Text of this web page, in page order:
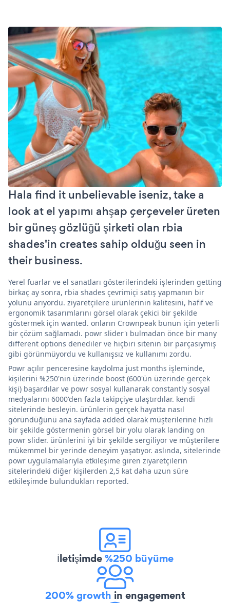
Hala find it unbelievable iseniz, take a
look at el yapımı ahşap çerçeveler üreten
bir güneş gözlüğü şirketi olan rbia
shades'in creates sahip olduğu seen in
their business.
Yerel fuarlar ve el sanatları gösterilerindeki işlerinden getting
birkaç ay sonra, rbia shades çevrimiçi satış yapmanın bir
yolunu arıyordu. ziyaretçilere ürünlerinin kalitesini, hafif ve
ergonomik tasarımlarını görsel olarak çekici bir şekilde
göstermek için wanted. onların Crownpeak bunun için yeterli
bir çözüm sağlamadı. powr slider'ı bulmadan önce bir many
different options denediler ve hiçbiri sitenin bir parçasıymış
gibi görünmüyordu ve kullanışsız ve kullanımı zordu.
Powr açılır penceresine kaydolma just months işleminde,
kişilerini %250'nin üzerinde boost (600'ün üzerinde gerçek
kişi) başardılar ve powr sosyal kullanarak constantly sosyal
medyalarını 6000'den fazla takipçiye ulaştırdılar. kendi
sitelerinde besleyin. ürünlerin gerçek hayatta nasıl
göründüğünü ana sayfada added olarak müşterilerine hızlı
bir şekilde göstermenin görsel bir yolu olarak landing on
powr slider. ürünlerini iyi bir şekilde sergiliyor ve müşterilere
mükemmel bir yerinde deneyim yaşatıyor. aslında, sitelerinde
powr uygulamalarıyla etkileşime giren ziyaretçilerin
sitelerindeki diğer kişilerden 2,5 kat daha uzun süre
etkileşimde bulundukları reported.
İletişimde%250 büyüme
200% growth in engagement